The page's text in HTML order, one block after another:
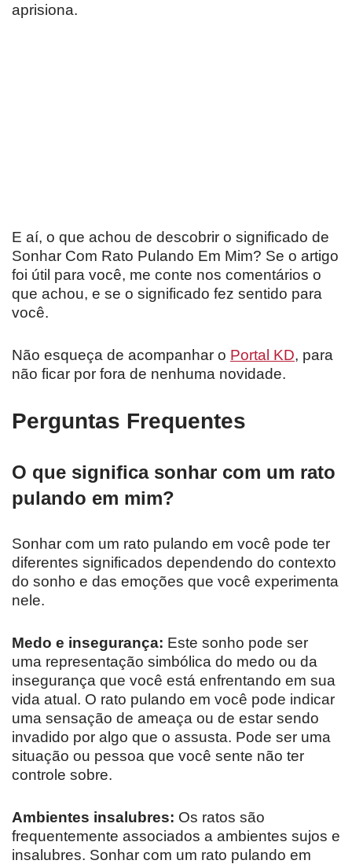
aprisiona.
E aí, o que achou de descobrir o significado de
Sonhar Com Rato Pulando Em Mim? Se o artigo
foi útil para você, me conte nos comentários o
que achou, e se o significado fez sentido para
você.
Não esqueça de acompanhar o Portal KD, para
não ficar por fora de nenhuma novidade.
Perguntas Frequentes
O que significa sonhar com um rato
pulando em mim?
Sonhar com um rato pulando em você pode ter
diferentes significados dependendo do contexto
do sonho e das emoções que você experimenta
nele.
Medo e insegurança: Este sonho pode ser
uma representação simbólica do medo ou da
insegurança que você está enfrentando em sua
vida atual. O rato pulando em você pode indicar
uma sensação de ameaça ou de estar sendo
invadido por algo que o assusta. Pode ser uma
situação ou pessoa que você sente não ter
controle sobre.
Ambientes insalubres: Os ratos são
frequentemente associados a ambientes sujos e
insalubres. Sonhar com um rato pulando em